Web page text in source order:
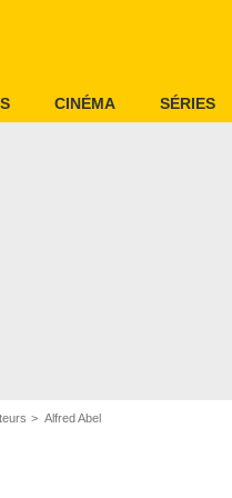
CINÉMA SÉRIES
Alfred Abel